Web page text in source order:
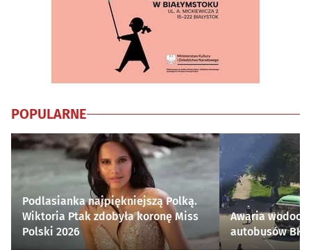
POPULARNE
Podlasianka najpiękniejszą Polką.
Wiktoria Ptak zdobyła koronę Miss
Polski 2026
Awaria
autobusów